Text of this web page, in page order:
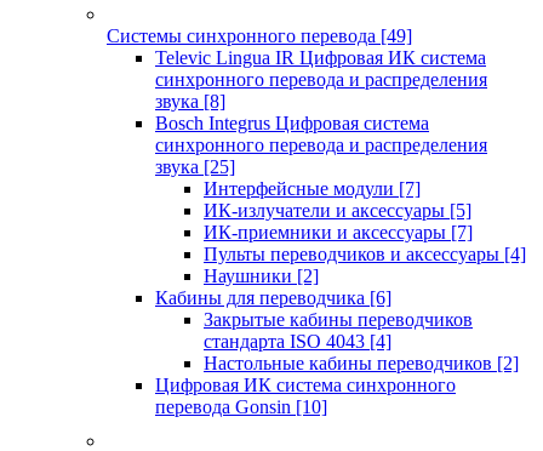
Системы синхронного перевода [49]
Televic Lingua IR Цифровая ИК система
синхронного перевода и распределения
звука [8]
Bosch Integrus Цифровая система
синхронного перевода и распределения
звука [25]
Интерфейсные модули [7]
ИК-излучатели и аксессуары [5]
ИК-приемники и аксессуары [7]
Пульты переводчиков и аксессуары [4]
Наушники [2]
Кабины для переводчика [6]
Закрытые кабины переводчиков
стандарта ISO 4043 [4]
Настольные кабины переводчиков [2]
Цифровая ИК система синхронного
перевода Gonsin [10]